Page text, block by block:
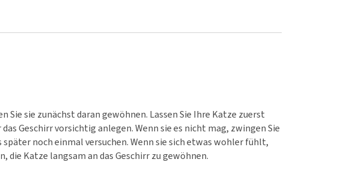
sie zunächst daran gewöhnen. Lassen Sie Ihre Katze zuerst
Geschirr vorsichtig anlegen. Wenn sie es nicht mag, zwingen Sie
später noch einmal versuchen. Wenn sie sich etwas wohler fühlt,
die Katze langsam an das Geschirr zu gewöhnen.